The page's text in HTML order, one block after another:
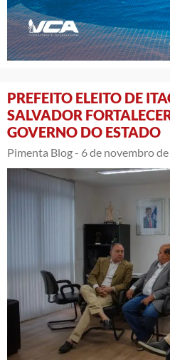
PREFEITO ELEITO DE
SALVADOR
GOVERNO DO ESTADO
Pimenta Blog - 6 de novembro